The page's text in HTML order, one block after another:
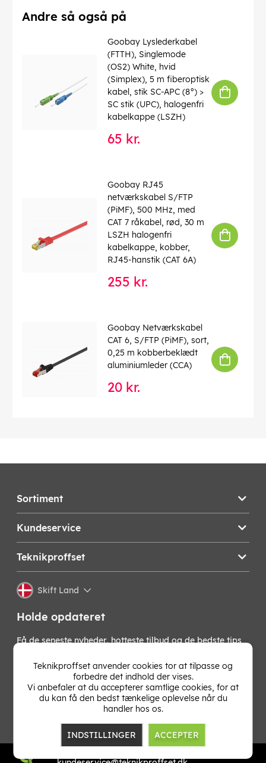
Driftstemperatur fra: 0 °C
max. båndbredde
: 100 MHz
: tosidet
: Rundkabel
Materiale kabelkappe: PVC
Inder leder materiale: CCA (kobberbeklædt aluminium)
4040849501807
EAN:
Andre så også på
Goobay Lyslederkabel
(FTTH), Singlemode
(OS2) White, hvid
(Simplex), 5 m fiberoptisk
kabel, stik SC-APC (8°) >
SC stik (UPC), halogenfri
kabelkappe (LSZH)
65 kr.
Goobay RJ45
netværkskabel S/FTP
(PiMF), 500 MHz, med
CAT 7 råkabel, rød, 30 m
LSZH halogenfri
kabelkappe, kobber,
RJ45-hanstik (CAT 6A)
255 kr.
Goobay Netværkskabel
CAT 6, S/FTP (PiMF), sort,
0,25 m kobberbeklædt
aluminiumleder (CCA)
20 kr.
Sortiment
Kundeservice
Teknikproffset
Skift Land
Holde opdateret
Få de seneste nyheder, hotteste tilbud og de bedste tips
nyhedsbrev!
OK
Teknikproffset anvender cookies tor at tilpasse og
forbedre det indhold der vises.
Vi anbefaler at du accepterer samtlige cookies, for at
du kan få den bedst tænkelige oplevelse når du
handler hos os.
INDSTILLINGER ACCEPTER